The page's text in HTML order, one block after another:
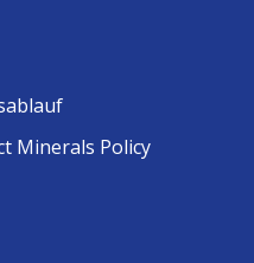
Minerals Policy